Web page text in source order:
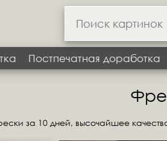
Постпечатная доработка
за 10 дней, высочайшее